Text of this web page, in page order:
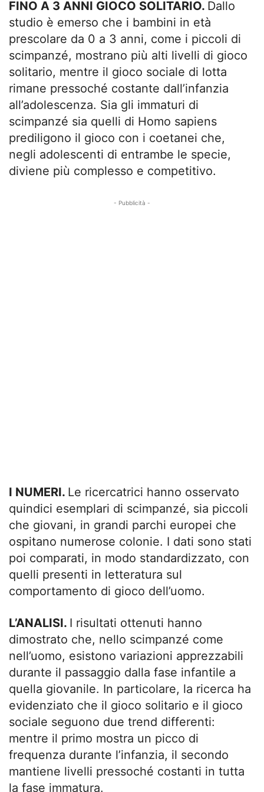
FINO A 3 ANNI GIOCO SOLITARIO. Dallo
studio è emerso che i bambini in età
prescolare da 0 a 3 anni, come i piccoli di
scimpanzé, mostrano più alti livelli di gioco
solitario, mentre il gioco sociale di lotta
rimane pressoché costante dall’infanzia
all’adolescenza. Sia gli immaturi di
scimpanzé sia quelli di Homo sapiens
prediligono il gioco con i coetanei che,
negli adolescenti di entrambe le specie,
diviene più complesso e competitivo.
- Pubblicità -
I NUMERI. Le ricercatrici hanno osservato
quindici esemplari di scimpanzé, sia piccoli
che giovani, in grandi parchi europei che
ospitano numerose colonie. I dati sono stati
poi comparati, in modo standardizzato, con
quelli presenti in letteratura sul
comportamento di gioco dell’uomo.
L’ANALISI. I risultati ottenuti hanno
dimostrato che, nello scimpanzé come
nell’uomo, esistono variazioni apprezzabili
durante il passaggio dalla fase infantile a
quella giovanile. In particolare, la ricerca ha
evidenziato che il gioco solitario e il gioco
sociale seguono due trend differenti:
mentre il primo mostra un picco di
frequenza durante l’infanzia, il secondo
mantiene livelli pressoché costanti in tutta
la fase immatura.